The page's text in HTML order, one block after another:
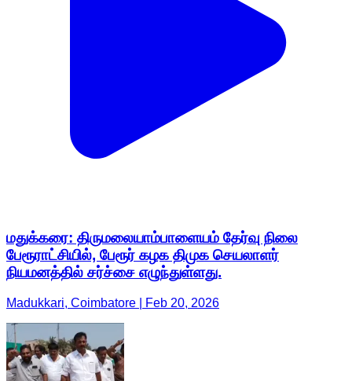
மதுக்கரை: திருமலையாம்பாளையம் தேர்வு நிலை
பேரூராட்சியில், பேரூர் கழக திமுக செயலாளர்
நியமனத்தில் சர்ச்சை எழுந்துள்ளது.
Madukkari, Coimbatore | Feb 20, 2026